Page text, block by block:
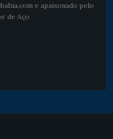
e apaixonado pelo
de Aço